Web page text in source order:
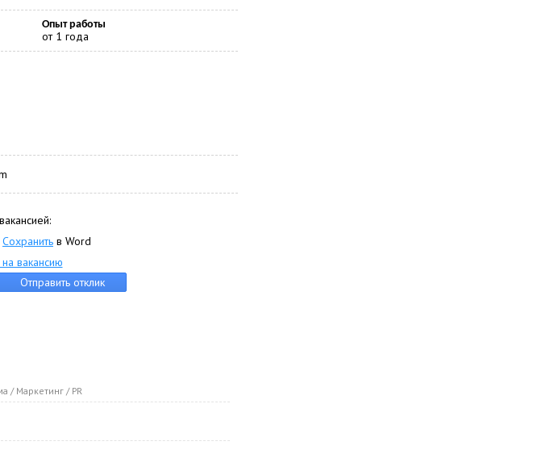
Опыт работы
от 1 года
Сохранить в Word
вакансию
/ Маркетинг / PR